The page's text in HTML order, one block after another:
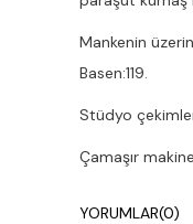
Mankenin
Basen:119.
Stüdyo
Çamaşır
YORUMLAR(0)